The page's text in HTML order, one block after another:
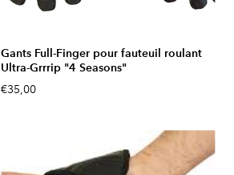
Gants Full-Finger pour fauteuil roulant
Ultra-Grrrip "4 Seasons"
€35,00